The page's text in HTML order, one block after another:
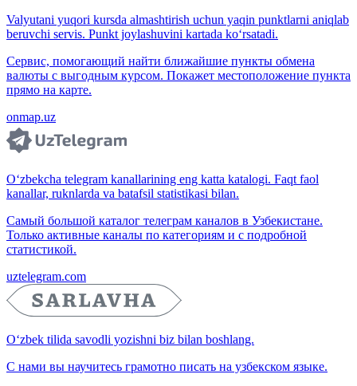
Valyutani yuqori kursda almashtirish uchun yaqin punktlarni aniqlab
beruvchi servis. Punkt joylashuvini kartada ko‘rsatadi.
Сервис, помогающий найти ближайшие пункты обмена
валюты с выгодным курсом. Покажет местоположение пункта
прямо на карте.
onmap.uz
O‘zbekcha telegram kanallarining eng katta katalogi. Faqt faol
kanallar, ruknlarda va batafsil statistikasi bilan.
Самый большой каталог телеграм каналов в Узбекистане.
Только активные каналы по категориям и с подробной
статистикой.
uztelegram.com
O‘zbek tilida savodli yozishni biz bilan boshlang.
С нами вы научитесь грамотно писать на узбекском языке.